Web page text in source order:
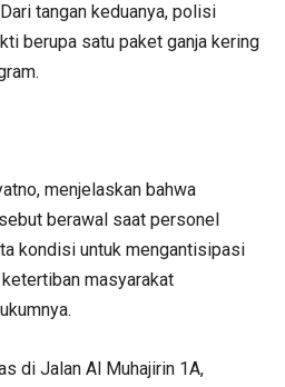
tangan keduanya, polisi
berupa satu paket ganja kering
menjelaskan bahwa
berawal saat personel
kondisi untuk mengantisipasi
masyarakat
di Jalan Al Muhajirin 1A,